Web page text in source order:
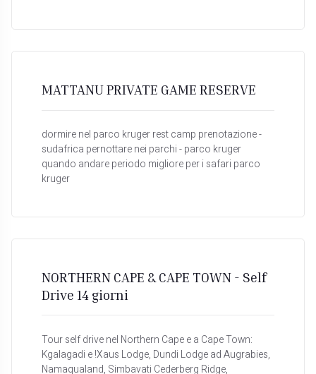
MATTANU PRIVATE GAME RESERVE
dormire nel parco kruger rest camp prenotazione -
sudafrica pernottare nei parchi - parco kruger
quando andare periodo migliore per i safari parco
kruger
NORTHERN CAPE & CAPE TOWN - Self
Drive 14 giorni
Tour self drive nel Northern Cape e a Cape Town:
Kgalagadi e !Xaus Lodge, Dundi Lodge ad Augrabies,
Namaqualand, Simbavati Cederberg Ridge,